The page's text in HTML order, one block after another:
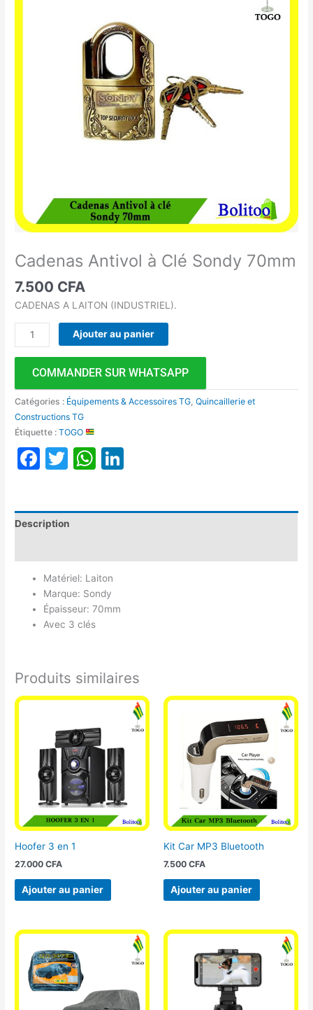
Cadenas Antivol à Clé Sondy 70mm
7.500 CFA
CADENAS A LAITON (INDUSTRIEL).
Ajouter au panier
COMMANDER SUR WHATSAPP
Catégories : Équipements & Accessoires TG ,Quincaillerie et
Constructions TG
Étiquette :TOGO
Facebook
TwitterWhatsApp
Description
Matériel: Laiton
Marque: Sondy
Épaisseur: 70mm
Avec 3 clés
Produits similaires
Hoofer 3 en 1
27.000CFA
Ajouter au panier
Kit Car MP3 Bluetooth
7.500 CFA
Ajouter au panier